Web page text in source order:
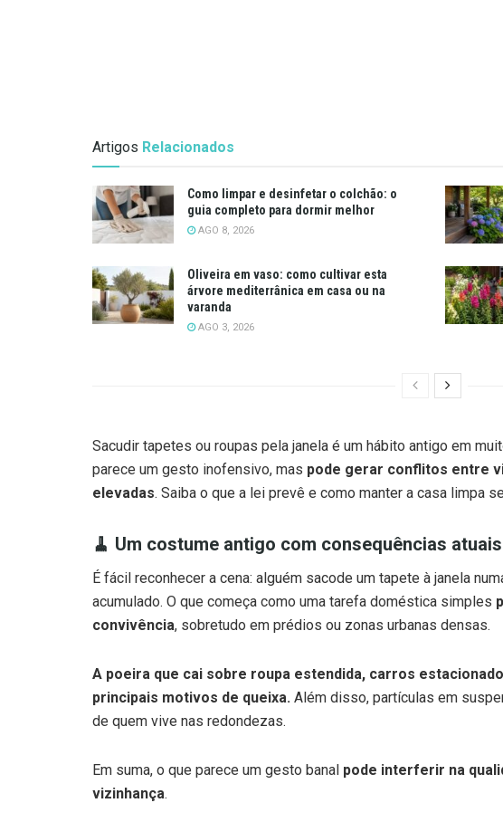
Artigos Relacionados
Como limpar e desinfetar o colchão: o
guia completo para dormir melhor
AGO 8, 2026
Oliveira em vaso: como cultivar esta
árvore mediterrânica em casa ou na
varanda
AGO 3, 2026
Sacudir tapetes ou roupas pela janela é um hábito antigo em
parece um gesto inofensivo, mas pode gerar conflitos entre
elevadas. Saiba o que a lei prevê e como manter a casa limpa
🧹 Um costume antigo com consequências atuais
É fácil reconhecer a cena: alguém sacode um tapete à janela
acumulado. O que começa como uma tarefa doméstica simples
convivência, sobretudo em prédios ou zonas urbanas densas.
A poeira que cai sobre roupa estendida, carros
principais motivos de queixa. Além disso, partículas em
de quem vive nas redondezas.
Em suma, o que parece um gesto banal pode interferir na
vizinhança.